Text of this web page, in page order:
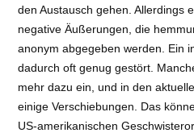
den Austausch gehen. Allerdings
negative Äußerungen, die
anonym abgegeben werden. Ein
dadurch oft genug gestört.
mehr dazu ein, und in den
einige Verschiebungen. Das
US-amerikanischen